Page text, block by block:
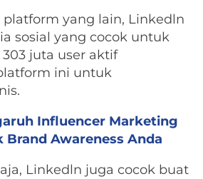
yang lain, Linkedln
sosial yang cocok untuk
juta user aktif
ini untuk
Influencer Marketing
Awareness Anda
Linkedln juga cocok buat